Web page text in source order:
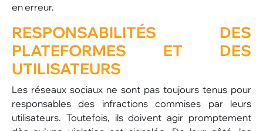
en erreur.
RESPONSABILITÉS DES
PLATEFORMES ET DES
UTILISATEURS
Les réseaux sociaux ne sont pas toujours tenus pour
responsables des infractions commises par leurs
utilisateurs. Toutefois, ils doivent agir promptement